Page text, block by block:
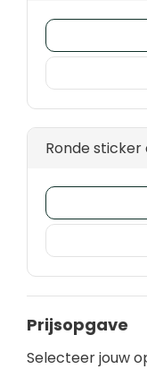
Ronde
Prijsopgave
Selecteer jouw